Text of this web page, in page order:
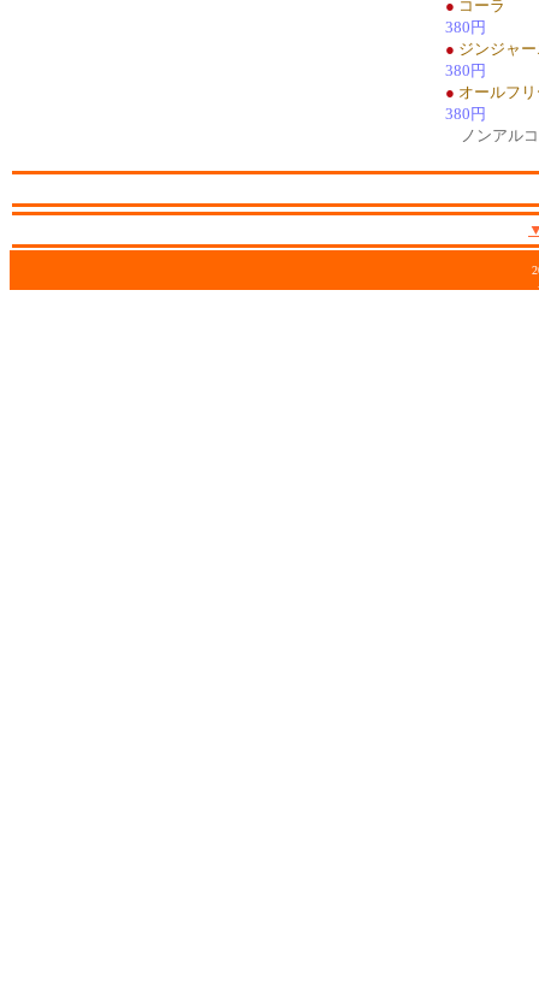
● コーラ
380円
● ジンジャ
380円
● オールフ
380円
ノンアル